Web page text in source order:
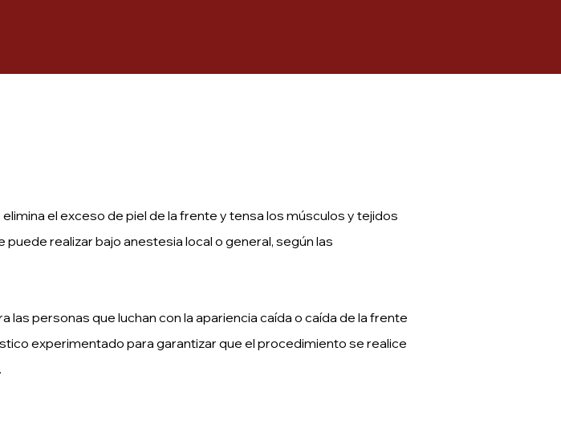
el exceso de piel de la frente y tensa los músculos y tejidos
realizar bajo anestesia local o general, según las
personas que luchan con la apariencia caída o caída de la frente
experimentado para garantizar que el procedimiento se realice